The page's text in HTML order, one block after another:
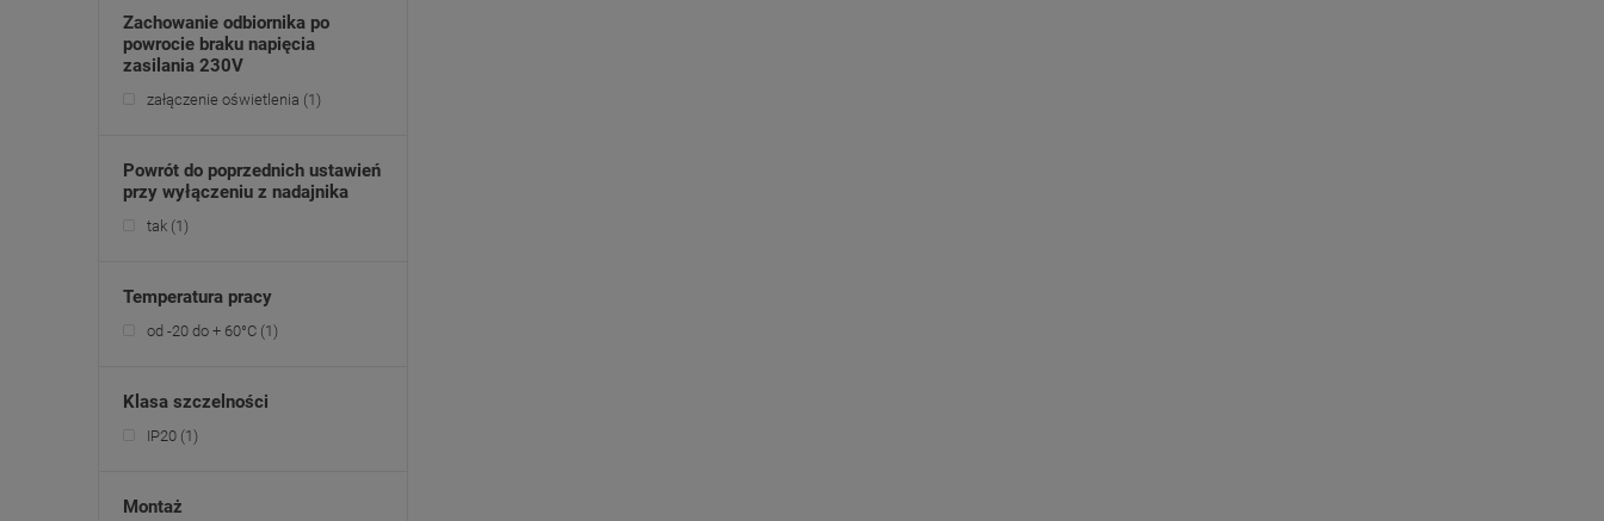
Zachowanie odbiornika po
powrocie braku napięcia
zasilania 230V
załączenie oświetlenia (1)
Powrót do poprzednich ustawień
przy wyłączeniu z nadajnika
tak (1)
Temperatura pracy
od -20 do + 60°C (1)
Klasa szczelności
IP20 (1)
Montaż